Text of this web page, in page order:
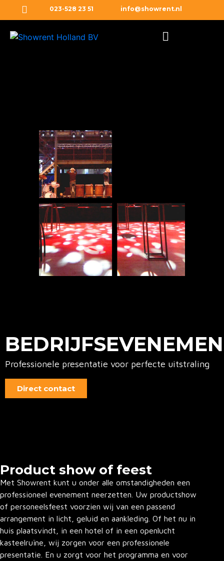
023-528 23 51 info@showrent.nl
Professionele presentatie voor perfecte uitstraling
Direct contact
Product show of feest
Met Showrent kunt u onder alle omstandigheden een
professioneel evenement neerzetten. Uw productshow
of personeelsfeest voorzien wij van een passend
arrangement in licht, geluid en aankleding. Of het nu in
huis plaatsvindt, in een hotel of in een openlucht
kasteelruïne, wij zorgen voor een professionele
presentatie. En u zorgt voor het programma en voor